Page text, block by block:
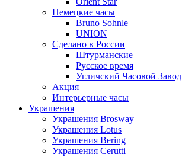
Немецкие часы
Bruno Sohnle
UNION
Сделано в России
Штурманские
Русское время
Угличский Часовой Завод
Акция
Интерьерные часы
Украшения
Украшения Brosway
Украшения Lotus
Украшения Bering
Украшения Cerutti